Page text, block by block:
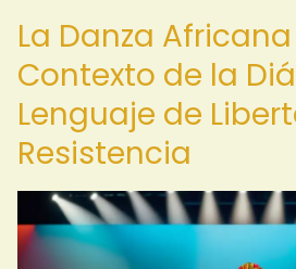
La Danza
Contexto de la
Lenguaje de
Resistencia